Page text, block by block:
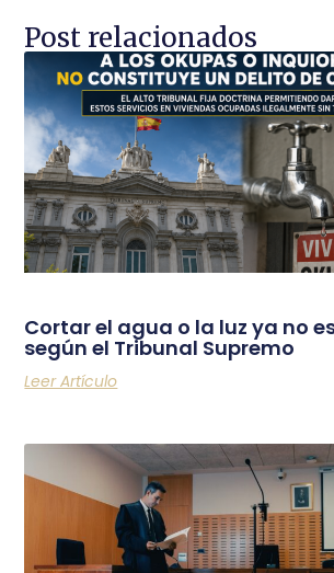
Post relacionados
Cortar el agua o la luz ya no
según el Tribunal Supremo
Leer Artículo